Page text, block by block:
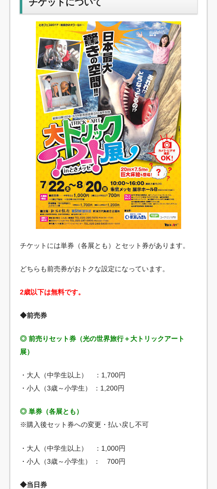
チケットについて
チケットには単券（各展とも）とセット券があります。
どちらも前売券がおトクな設定になっています。
2歳以下は無料です。
◆前売券
◎ 前売りセット券（光の世界旅行＋大トリックアート
展）
・大人（中学生以上） ：1,700円
・小人（3歳～小学生） ：1,200円
◎ 単券（各展とも）
※購入後セット券への変更・払い戻し不可
・大人（中学生以上） ：1,000円
・小人（3歳～小学生） ： 700円
◆当日券